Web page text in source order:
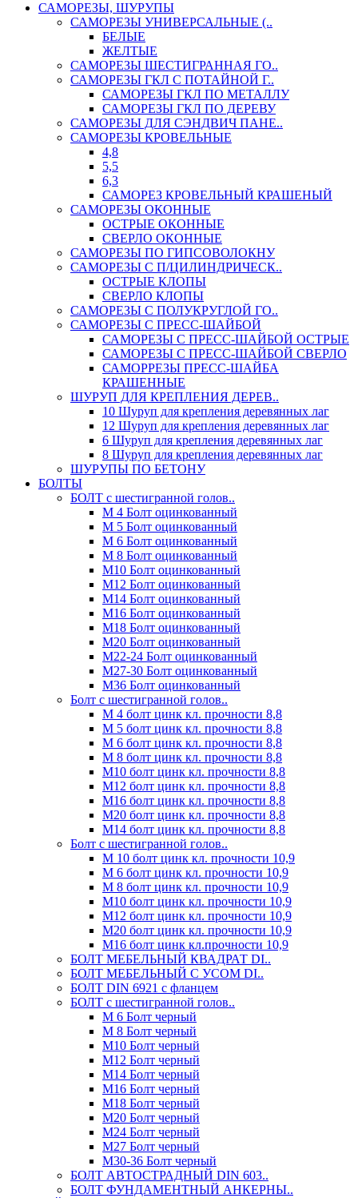
САМОРЕЗЫ, ШУРУПЫ
САМОРЕЗЫ УНИВЕРСАЛЬНЫЕ (..
БЕЛЫЕ
ЖЕЛТЫЕ
САМОРЕЗЫ ШЕСТИГРАННАЯ ГО..
САМОРЕЗЫ ГКЛ С ПОТАЙНОЙ Г..
САМОРЕЗЫ ГКЛ ПО МЕТАЛЛУ
САМОРЕЗЫ ГКЛ ПО ДЕРЕВУ
САМОРЕЗЫ ДЛЯ СЭНДВИЧ ПАНЕ..
САМОРЕЗЫ КРОВЕЛЬНЫЕ
4,8
5,5
6,3
САМОРЕЗ КРОВЕЛЬНЫЙ КРАШЕНЫЙ
САМОРЕЗЫ ОКОННЫЕ
ОСТРЫЕ ОКОННЫЕ
СВЕРЛО ОКОННЫЕ
САМОРЕЗЫ ПО ГИПСОВОЛОКНУ
САМОРЕЗЫ С П/ЦИЛИНДРИЧЕСК..
ОСТРЫЕ КЛОПЫ
СВЕРЛО КЛОПЫ
САМОРЕЗЫ С ПОЛУКРУГЛОЙ ГО..
САМОРЕЗЫ С ПРЕСС-ШАЙБОЙ
САМОРЕЗЫ С ПРЕСС-ШАЙБОЙ ОСТРЫЕ
САМОРЕЗЫ С ПРЕСС-ШАЙБОЙ СВЕРЛО
САМОРРЕЗЫ ПРЕСС-ШАЙБА
КРАШЕННЫЕ
ШУРУП ДЛЯ КРЕПЛЕНИЯ ДЕРЕВ..
10 Шуруп для крепления деревянных лаг
12 Шуруп для крепления деревянных лаг
6 Шуруп для крепления деревянных лаг
8 Шуруп для крепления деревянных лаг
ШУРУПЫ ПО БЕТОНУ
БОЛТЫ
БОЛТ с шестигранной голов..
М 4 Болт оцинкованный
М 5 Болт оцинкованный
М 6 Болт оцинкованный
М 8 Болт оцинкованный
М10 Болт оцинкованный
М12 Болт оцинкованный
М14 Болт оцинкованный
М16 Болт оцинкованный
М18 Болт оцинкованный
М20 Болт оцинкованный
М22-24 Болт оцинкованный
М27-30 Болт оцинкованный
М36 Болт оцинкованный
Болт с шестигранной голов..
М 4 болт цинк кл. прочности 8,8
М 5 болт цинк кл. прочности 8,8
М 6 болт цинк кл. прочности 8,8
М 8 болт цинк кл. прочности 8,8
М10 болт цинк кл. прочности 8,8
М12 болт цинк кл. прочности 8,8
М16 болт цинк кл. прочности 8,8
М20 болт цинк кл. прочности 8,8
М14 болт цинк кл. прочности 8,8
Болт с шестигранной голов..
М 10 болт цинк кл. прочности 10,9
М 6 болт цинк кл. прочности 10,9
М 8 болт цинк кл. прочности 10,9
М10 болт цинк кл. прочности 10,9
М12 болт цинк кл. прочности 10,9
М20 болт цинк кл. прочности 10,9
М16 болт цинк кл.прочности 10,9
БОЛТ МЕБЕЛЬНЫЙ КВАДРАТ DI..
БОЛТ МЕБЕЛЬНЫЙ С УСОМ DI..
БОЛТ DIN 6921 c фланцем
БОЛТ с шестигранной голов..
М 6 Болт черный
М 8 Болт черный
М10 Болт черный
М12 Болт черный
М14 Болт черный
М16 Болт черный
М18 Болт черный
М20 Болт черный
М24 Болт черный
М27 Болт черный
М30-36 Болт черный
БОЛТ АВТОСТРАДНЫЙ DIN 603..
БОЛТ ФУНДАМЕНТНЫЙ АНКЕРНЫ..